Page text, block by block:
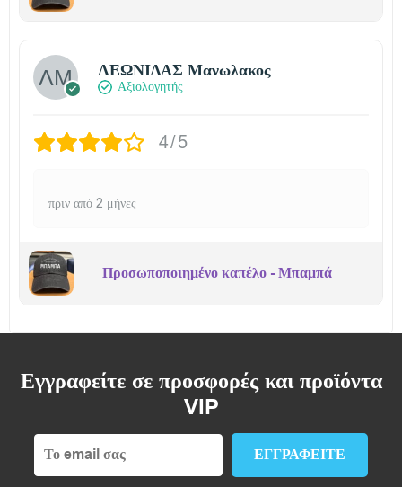
ΛΕΩΝΙΔΑΣ Μανωλακος
Αξιολογητής
4/5
πριν από 2 μήνες
Προσωποποιημένο καπέλο - Μπαμπά
Εγγραφείτε σε προσφορές και προϊόντα
VIP